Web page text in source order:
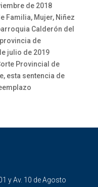
de 2018
Familia, Mujer, Niñez
Calderón del
de
julio de 2019
Provincial de
esta sentencia de
y Av. 10 de Agosto